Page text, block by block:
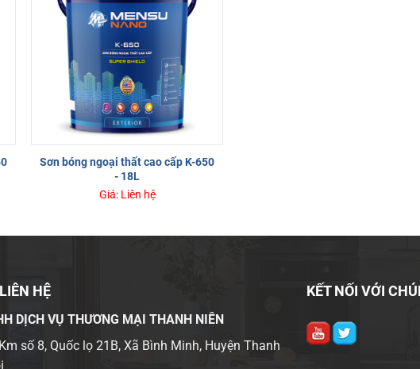
Sơn bóng ngoại thất cao cấp K-650
- 18L
Giá: Liên hệ
HỆ
DỊCH VỤ THƯƠNG MẠI THANH NIÊN
số 8, Quốc lọ 21B, Xã Bình Minh, Huyện Thanh
KẾT NỐI VỚI